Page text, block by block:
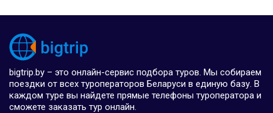
bigtrip.by – это онлайн-сервис подбора туров. Мы собираем
поездки от всех туроператоров Беларуси в единую базу. В
каждом туре вы найдете прямые телефоны туроператора и
сможете заказать тур онлайн.